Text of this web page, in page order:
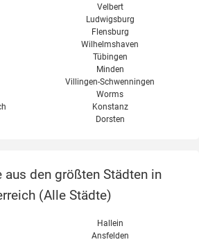
Velbert
Ludwigsburg
Flensburg
Wilhelmshaven
Tübingen
Minden
Villingen-Schwenningen
Worms
Konstanz
Dorsten
aus den größten Städten in
(Alle Städte)
Hallein
Ansfelden